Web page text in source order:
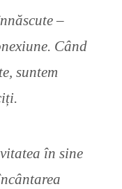
–
Când
suntem
în sine